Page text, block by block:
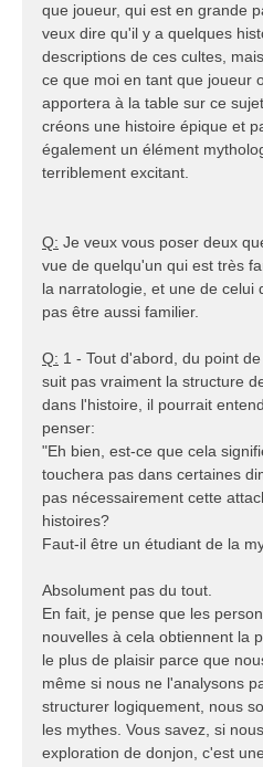
que joueur, qui est en grande
veux dire qu'il y a quelques
descriptions de ces cultes,
ce que moi en tant que joueur
apportera à la table sur ce
créons une histoire épique et
également un élément
terriblement excitant.
Q: Je veux vous poser deux
vue de quelqu'un qui est très
la narratologie, et une de celui
pas être aussi familier.
Q: 1 - Tout d'abord, du point
suit pas vraiment la structure
dans l'histoire, il pourrait
penser:
"Eh bien, est-ce que cela
touchera pas dans certaines
pas nécessairement cette
histoires?
Faut-il être un étudiant de la
Absolument pas du tout.
En fait, je pense que les
nouvelles à cela obtiennent la
le plus de plaisir parce que
même si nous ne l'analysons
structurer logiquement, nous
les mythes. Vous savez, si
exploration de donjon, c'est